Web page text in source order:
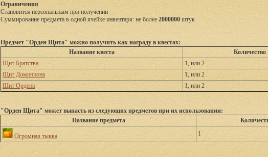
Ограничения
Становится персональным при получении
Суммирование предмета в одной ячейке инвентаря: не более2000000 штук
Предмет "Орден Щита" можно получить как награду в квестах:
Название квеста
Количество
Щит Братства
1, или 2
Щит Доминиона
1, или 2
Щит Ордена
1, или 2
"Орден Щита" может выпасть из следующих предметов при их использовании:
Название предмета
Огромная тыква 1